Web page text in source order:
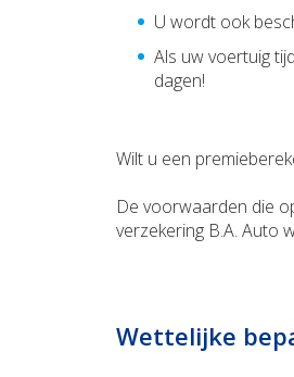
U wordt ook
Als uw voertuig
dagen!
Wilt u een
De voorwaarden die
verzekering B.A. Auto
Wettelijke